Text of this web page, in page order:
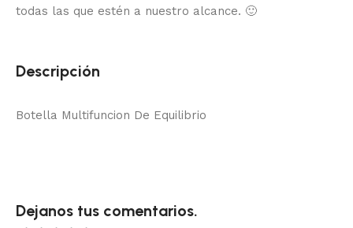
todas las que estén a nuestro alcance. 🙂
Descripción
Botella Multifuncion De Equilibrio
Dejanos tus comentarios.